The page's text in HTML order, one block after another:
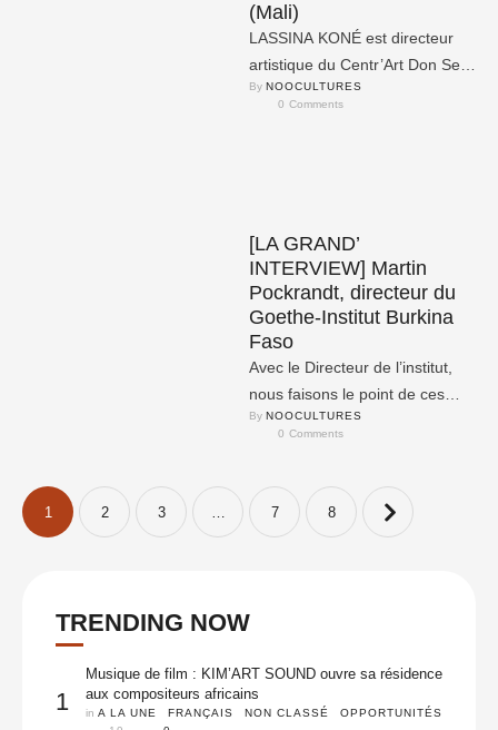
(Mali)
LASSINA KONÉ est directeur
artistique du Centr’Art Don Sen
Folo à Bamako, Mali.
By NOOCULTURES
0 Comments
[LA GRAND’
INTERVIEW] Martin
Pockrandt, directeur du
Goethe-Institut Burkina
Faso
Avec le Directeur de l’institut,
nous faisons le point de ces
changements significatifs tout
By NOOCULTURES
0 Comments
1 2 3 7 8
TRENDING NOW
1
Musique de film : KIM’ART SOUND ouvre sa résidence
aux compositeurs africains
in A LA UNE FRANÇAIS NON CLASSÉ
OPPORTUNITÉS